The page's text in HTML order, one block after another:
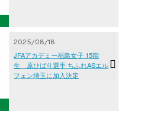
2025/08/18
JFAアカデミー福島女子 15期
生 原ひばり選手 ちふれASエル
フェン埼玉に加入決定